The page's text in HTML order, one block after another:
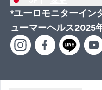
*ユーロモニターイン
ューマーヘルス2025